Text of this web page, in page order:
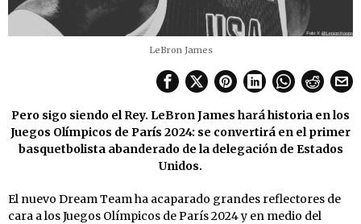
LeBron James
Pero sigo siendo el Rey. LeBron James hará historia en los
Juegos Olímpicos de París 2024: se convertirá en el primer
basquetbolista abanderado de la delegación de Estados
Unidos.
El nuevo Dream Team ha acaparado grandes reflectores de
cara a los Juegos Olímpicos de París 2024 y en medio del